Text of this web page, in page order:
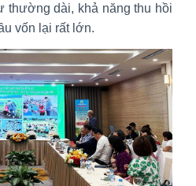
thường dài, khả năng thu hồi
vốn lại rất lớn.